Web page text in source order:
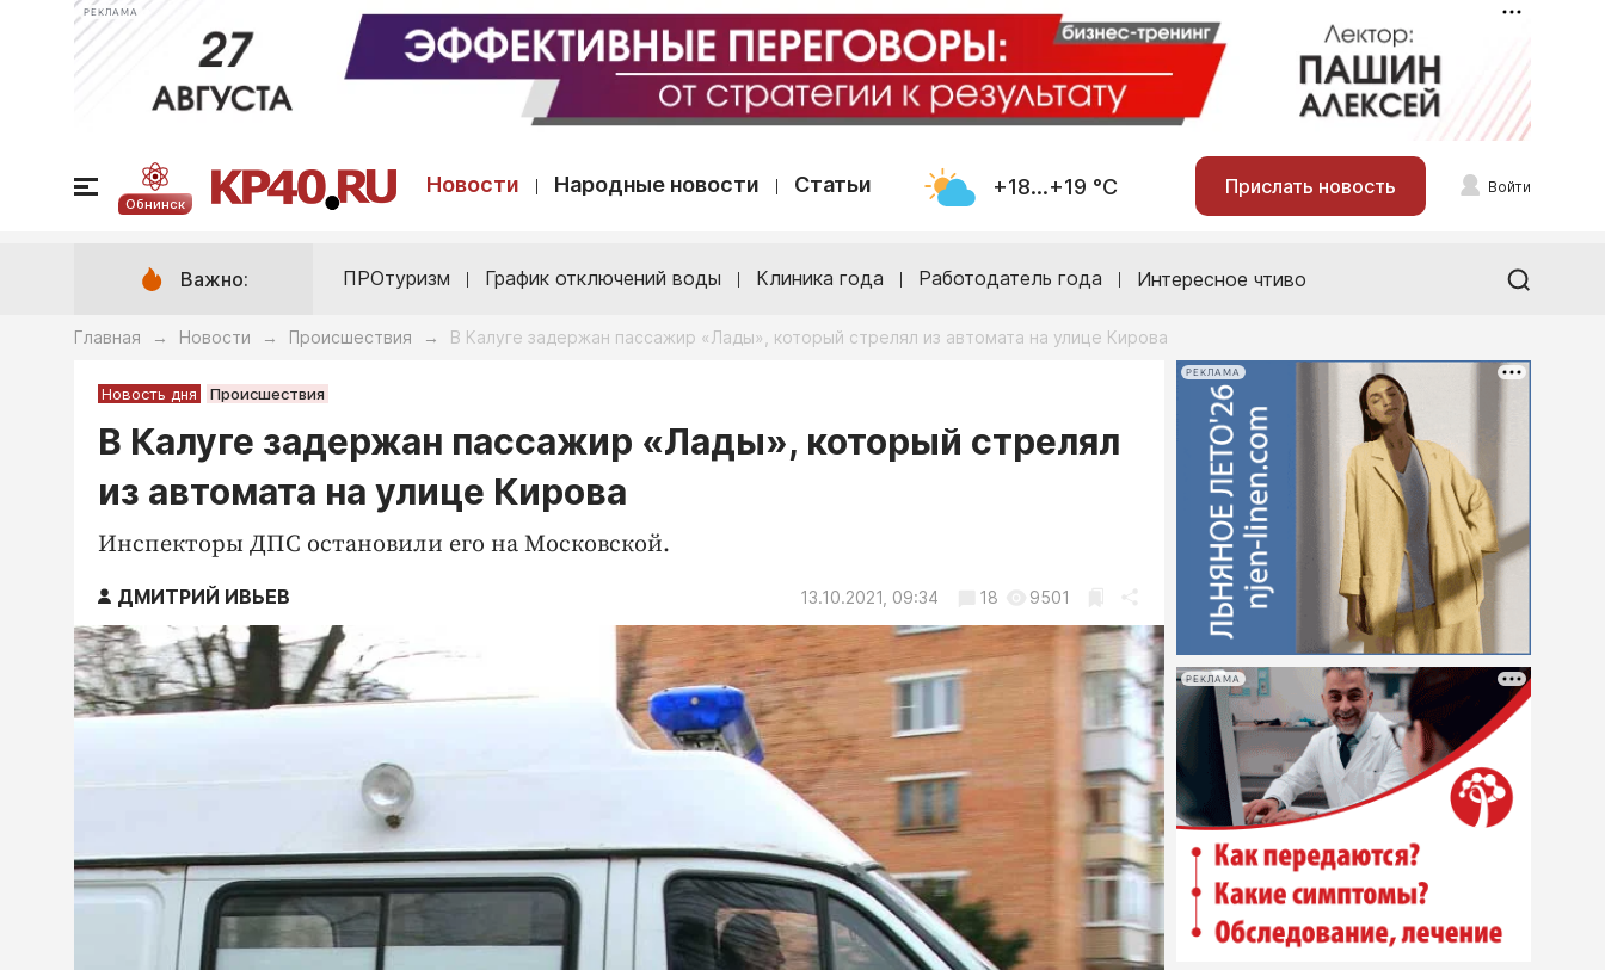
РЕКЛАМА
Обнинск
Новости Народные новости Статьи +18...+19 °С Прислать новость Войти
Важно: ПРОтуризм График отключений воды Клиника года Работодатель года Интересное чтиво
Главная → Новости → Происшествия → В Калуге задержан пассажир «Лады», который стрелял из автомата на улице Кирова
Новость дня Происшествия
В Калуге задержан пассажир «Лады», который стрелял
из автомата на улице Кирова
Инспекторы ДПС остановили его на Московской.
ДМИТРИЙ ИВЬЕВ 13.10.2021, 09:34 18 9501
РЕКЛАМА
РЕКЛАМА